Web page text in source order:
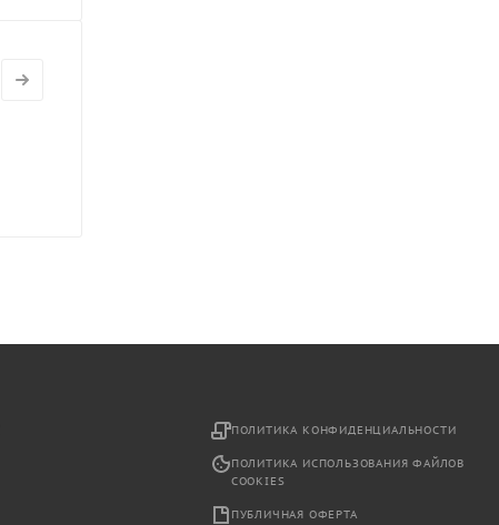
ПОЛИТИКА КОНФИДЕНЦИАЛЬНОСТИ
ПОЛИТИКА ИСПОЛЬЗОВАНИЯ ФАЙЛОВ
COOKIES
ПУБЛИЧНАЯ ОФЕРТА